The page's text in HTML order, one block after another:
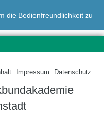
die Bedienfreundlichkeit zu
Impressum Datenschutz